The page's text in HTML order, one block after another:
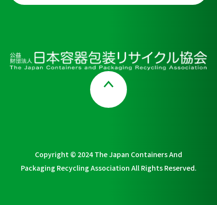
Copyright © 2024 The Japan Containers And
Packaging Recycling Association All Rights Reserved.